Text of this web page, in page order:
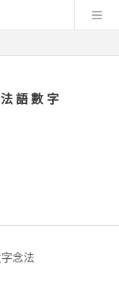
語數字
念法